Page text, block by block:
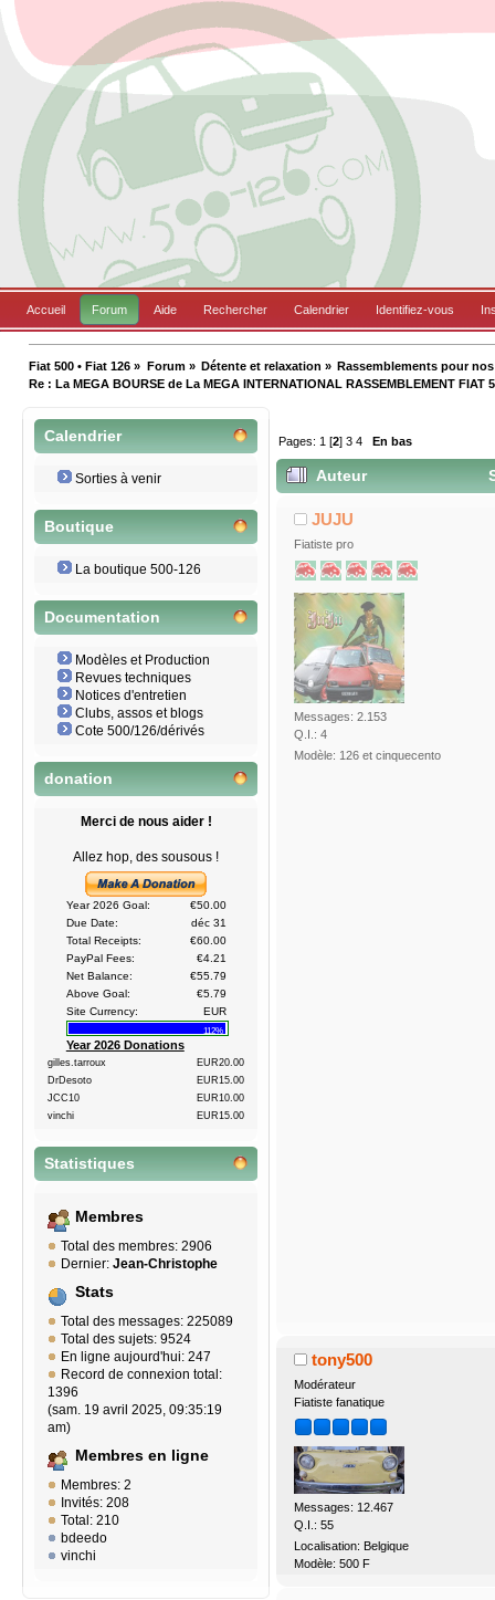
Accueil Forum Aide Rechercher Calendrier Identifiez-vous
Fiat 500 • Fiat 126 » Forum» Détente et relaxation » Rassemblements pour
Re : La MEGA BOURSE de La MEGA INTERNATIONAL RASSEMBLEMENT FIAT
Calendrier
Sorties à venir
Boutique
La boutique 500-126
Documentation
Modèles et Production
Revues techniques
Notices d'entretien
Clubs, assos et blogs
Cote 500/126/dérivés
donation
Merci de nous aider !
Allez hop, des sousous !
Year 2026 Goal:
€50.00
Due Date:
déc 31
Total Receipts:
€60.00
PayPal Fees:
€4.21
Net Balance:
€55.79
Above Goal:
€5.79
Site Currency:
EUR
112%
Year 2026 Donations
gilles.tarroux
EUR20.00
DrDesoto
EUR15.00
JCC10
EUR10.00
vinchi
EUR15.00
Statistiques
Membres
Total des membres: 2906
Dernier: Jean-Christophe
Stats
Total des messages: 225089
Total des sujets: 9524
En ligne aujourd'hui: 247
Record de connexion total:
1396
(sam. 19 avril 2025, 09:35:19
am)
Membres en ligne
Membres: 2
Invités: 208
Total: 210
bdeedo
vinchi
Pages: 1 [2]3 4 En bas
Auteur
RASSEMBLEMENT FIAT
JUJU
Fiatiste pro
Messages: 2.153
Q.I.: 4
Modèle: 126 et cinquecento
tony500
Modérateur
Fiatiste fanatique
Messages: 12.467
Q.I.: 55
Localisation: Belgique
Modèle: 500 F